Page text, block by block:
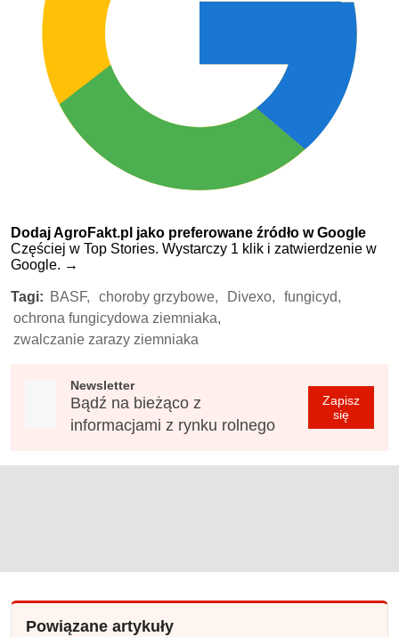
Dodaj AgroFakt.pl jako preferowane źródło w Google
Częściej w Top Stories. Wystarczy 1 klik i zatwierdzenie w
Google. →
Tagi: BASF, choroby grzybowe, Divexo,
fungicyd,
ochrona fungicydowa ziemniaka,
zwalczanie zarazy ziemniaka
Newsletter
Bądź na bieżąco z
informacjami z rynku rolnego
Zapisz
się
Powiązane artykuły